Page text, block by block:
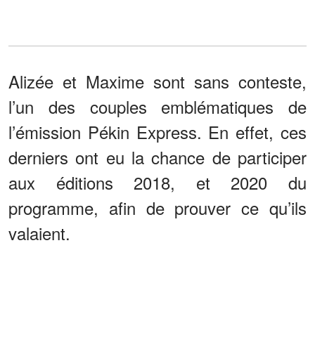
Alizée et Maxime sont sans conteste,
l’un des couples emblématiques de
l’émission Pékin Express. En effet, ces
derniers ont eu la chance de participer
aux éditions 2018, et 2020 du
programme, afin de prouver ce qu’ils
valaient.